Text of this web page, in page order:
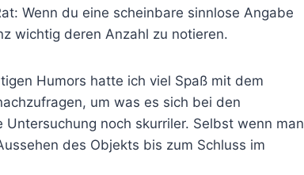
Wenn du eine scheinbare sinnlose Angabe
wichtig deren Anzahl zu notieren.
Humors hatte ich viel Spaß mit dem
um was es sich bei den
noch skurriler. Selbst wenn man
des Objekts bis zum Schluss im